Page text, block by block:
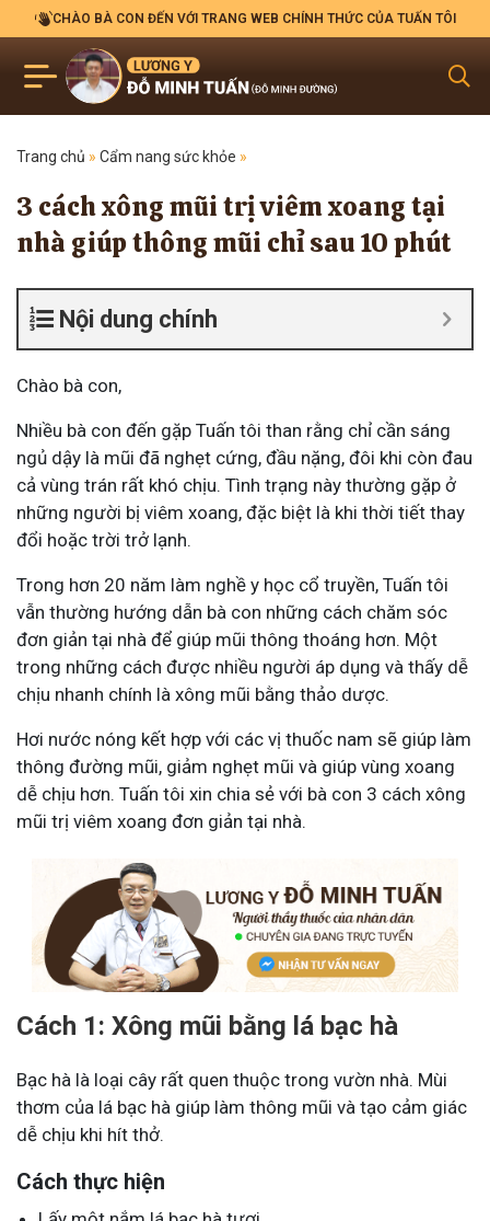
CHÀO BÀ CON ĐẾN VỚI TRANG WEB CHÍNH THỨC CỦA TUẤN TÔI
Trang chủ » Cẩm nang sức khỏe »
3 cách xông mũi trị viêm xoang tại
nhà giúp thông mũi chỉ sau 10 phút
Nội dung chính
Chào bà con,
Nhiều bà con đến gặp Tuấn tôi than rằng chỉ cần sáng
ngủ dậy là mũi đã nghẹt cứng, đầu nặng, đôi khi còn đau
cả vùng trán rất khó chịu. Tình trạng này thường gặp ở
những người bị viêm xoang, đặc biệt là khi thời tiết thay
đổi hoặc trời trở lạnh.
Trong hơn 20 năm làm nghề y học cổ truyền, Tuấn tôi
vẫn thường hướng dẫn bà con những cách chăm sóc
đơn giản tại nhà để giúp mũi thông thoáng hơn. Một
trong những cách được nhiều người áp dụng và thấy dễ
chịu nhanh chính là xông mũi bằng thảo dược.
Hơi nước nóng kết hợp với các vị thuốc nam sẽ giúp làm
thông đường mũi, giảm nghẹt mũi và giúp vùng xoang
dễ chịu hơn. Tuấn tôi xin chia sẻ với bà con 3 cách xông
mũi trị viêm xoang đơn giản tại nhà.
Cách 1: Xông mũi bằng lá bạc hà
Bạc hà là loại cây rất quen thuộc trong vườn nhà. Mùi
thơm của lá bạc hà giúp làm thông mũi và tạo cảm giác
dễ chịu khi hít thở.
Cách thực hiện